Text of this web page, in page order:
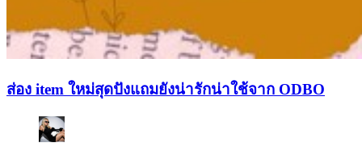
ส่อง item ใหม่สุดปังแถมยังน่ารักน่าใช้จาก ODBO